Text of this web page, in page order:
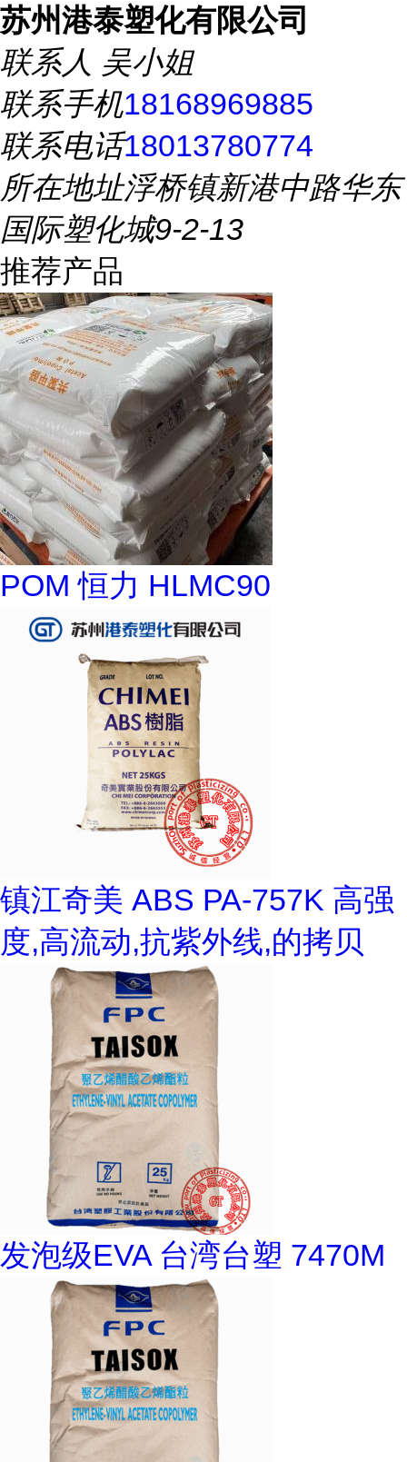
苏州港泰塑化有限公司
联系人 吴小姐
联系手机18168969885
联系电话18013780774
所在地址浮桥镇新港中路华东
国际塑化城9-2-13
推荐产品
POM 恒力 HLMC90
镇江奇美 ABS PA-757K 高强
度,高流动,抗紫外线,的拷贝
发泡级EVA 台湾台塑 7470M